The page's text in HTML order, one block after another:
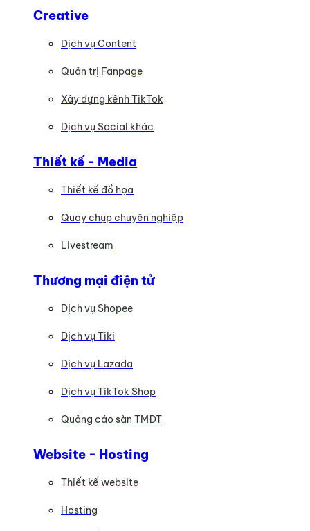
Creative
Dịch vụ Content
Quản trị Fanpage
Xây dựng kênh TikTok
Dịch vụ Social khác
Thiết kế - Media
Thiết kế đồ họa
Quay chụp chuyên nghiệp
Livestream
Thương mại điện tử
Dịch vụ Shopee
Dịch vụ Tiki
Dịch vụ Lazada
Dịch vụ TikTok Shop
Quảng cáo sàn TMĐT
Website - Hosting
Thiết kế website
Hosting